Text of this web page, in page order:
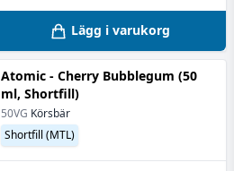
Lägg i varukorg
Atomic - Cherry Bubblegum (50
ml, Shortfill)
50VG Körsbär
Shortfill (MTL)